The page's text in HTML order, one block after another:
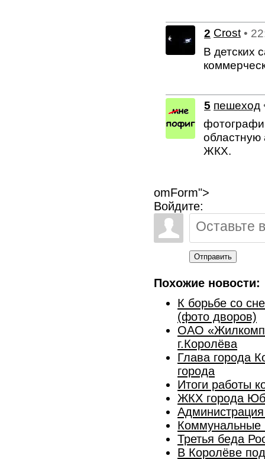
2 Crost •
В детских
5 пешеход
областную
ЖКХ.
omForm">
Войдите:
Отправить
Похожие новости:
К борьбе со
(фото дворов)
ОАО
г.Королёва
Глава города
города
Итоги работы
ЖКХ города
Коммунальные
Третья беда
В Королёве